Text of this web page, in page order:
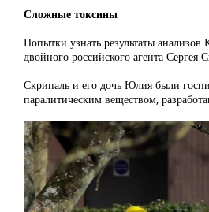
Сложные токсины
Попытки узнать результаты
двойного российского агента Сергея
Скрипаль и его дочь Юлия были
паралитическим веществом,